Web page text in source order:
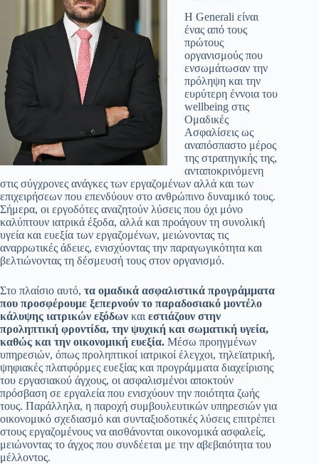
Η Generali είναι
ένας από τους
πρώτους
οργανισμούς που
ενσωμάτωσαν την
πρόληψη και την
ευρύτερη έννοια του
wellbeing στις
Ομαδικές
Ασφαλίσεις ως
αναπόσπαστο μέρος
της στρατηγικής της,
ανταποκρινόμενη
στις σύγχρονες ανάγκες των εργαζομένων αλλά και των
επιχειρήσεων που επενδύουν στο ανθρώπινο δυναμικό τους.
Σήμερα, οι εργοδότες αναζητούν λύσεις που όχι μόνο
καλύπτουν ιατρικά έξοδα, αλλά και προάγουν τη συνολική
υγεία και ευεξία των εργαζομένων, μειώνοντας τις
αναρρωτικές άδειες, ενισχύοντας την παραγωγικότητα και
βελτιώνοντας τη δέσμευσή τους στον οργανισμό.
Στο πλαίσιο αυτό, τα ομαδικά ασφαλιστικά προγράμματα
που προσφέρουμε ξεπερνούν το παραδοσιακό μοντέλο
κάλυψης ιατρικών εξόδων και εστιάζουν στην
προληπτική φροντίδα, την ψυχική και σωματική υγεία,
καθώς και την οικονομική ευεξία. Μέσω προηγμένων
υπηρεσιών, όπως προληπτικοί ιατρικοί έλεγχοι, τηλεϊατρική,
ψηφιακές πλατφόρμες ευεξίας και προγράμματα διαχείρισης
του εργασιακού άγχους, οι ασφαλισμένοι αποκτούν
πρόσβαση σε εργαλεία που ενισχύουν την ποιότητα ζωής
τους. Παράλληλα, η παροχή συμβουλευτικών υπηρεσιών για
οικονομικό σχεδιασμό και συνταξιοδοτικές λύσεις επιτρέπει
στους εργαζομένους να αισθάνονται οικονομικά ασφαλείς,
μειώνοντας το άγχος που συνδέεται με την αβεβαιότητα του
μέλλοντος.